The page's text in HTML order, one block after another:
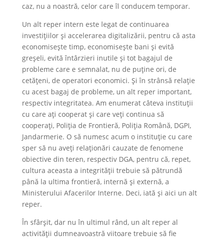
caz, nu a noastră, celor care îl conducem temporar.
Un alt reper intern este legat de continuarea
investițiilor și accelerarea digitalizării, pentru că asta
economisește timp, economisește bani și evită
greșeli, evită întârzieri inutile și tot bagajul de
probleme care e semnalat, nu de puține ori, de
cetățeni, de operatori economici. Și în strânsă relație
cu acest bagaj de probleme, un alt reper important,
respectiv integritatea. Am enumerat câteva instituții
cu care ați cooperat și care veți continua să
cooperați, Poliția de Frontieră, Poliția Română, DGPI,
Jandarmerie. O să numesc acum o instituție cu care
sper să nu aveți relaționări cauzate de fenomene
obiective din teren, respectiv DGA, pentru că, repet,
cultura aceasta a integrității trebuie să pătrundă
până la ultima frontieră, internă și externă, a
Ministerului Afacerilor Interne. Deci, iată și aici un alt
reper.
În sfârșit, dar nu în ultimul rând, un alt reper al
activității dumneavoastră viitoare trebuie să fie